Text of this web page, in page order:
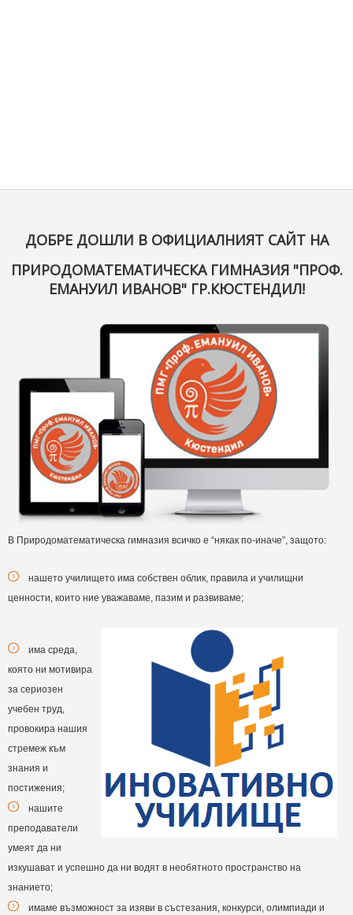
ДОБРЕ ДОШЛИ В ОФИЦИАЛНИЯТ САЙТ НА
ПРИРОДОМАТЕМАТИЧЕСКА ГИМНАЗИЯ "ПРОФ.
ЕМАНУИЛ ИВАНОВ" ГР.КЮСТЕНДИЛ!
В Природоматематическа гимназия всичко е “някак по-иначе”, защото:
нашето училището има собствен облик, правила и училищни
ценности, които ние уважаваме, пазим и развиваме;
има среда,
която ни мотивира
за сериозен
учебен труд,
провокира нашия
стремеж към
знания и
постижения;
нашите
преподаватели
умеят да ни
изкушават и успешно да ни водят в необятното пространство на
знанието;
имаме възможност за изяви в състезания, конкурси, олимпиади и